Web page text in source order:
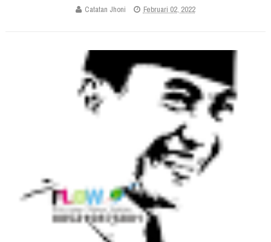
Catatan Jhoni Februari 02, 2022